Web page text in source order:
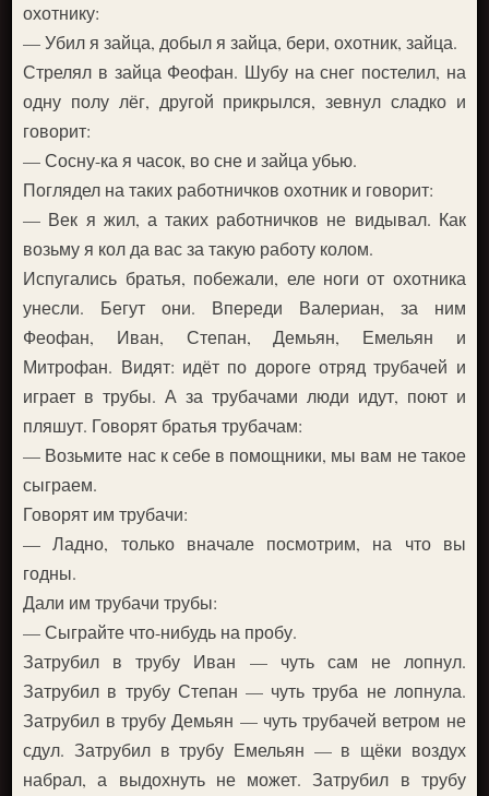
охотнику:
— Убил я зайца, добыл я зайца, бери, охотник, зайца.
Стрелял в зайца Феофан. Шубу на снег постелил, на
одну полу лёг, другой прикрылся, зевнул сладко и
говорит:
— Сосну-ка я часок, во сне и зайца убью.
Поглядел на таких работничков охотник и говорит:
— Век я жил, а таких работничков не видывал. Как
возьму я кол да вас за такую работу колом.
Испугались братья, побежали, еле ноги от охотника
унесли. Бегут они. Впереди Валериан, за ним
Феофан, Иван, Степан, Демьян, Емельян и
Митрофан. Видят: идёт по дороге отряд трубачей и
играет в трубы. А за трубачами люди идут, поют и
пляшут. Говорят братья трубачам:
— Возьмите нас к себе в помощники, мы вам не такое
сыграем.
Говорят им трубачи:
— Ладно, только вначале посмотрим, на что вы
годны.
Дали им трубачи трубы:
— Сыграйте что-нибудь на пробу.
Затрубил в трубу Иван — чуть сам не лопнул.
Затрубил в трубу Степан — чуть труба не лопнула.
Затрубил в трубу Демьян — чуть трубачей ветром не
сдул. Затрубил в трубу Емельян — в щёки воздух
набрал, а выдохнуть не может. Затрубил в трубу